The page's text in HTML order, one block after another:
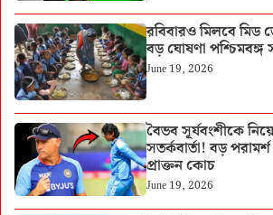
রবিবারও মিলবে মিড
বড় ঘোষণা পশ্চিমবঙ্গ
June 19, 2026
বৈভব সূর্যবংশীকে
সতর্কবার্তা! বড়
প্রাক্তন কোচ
June 19, 2026